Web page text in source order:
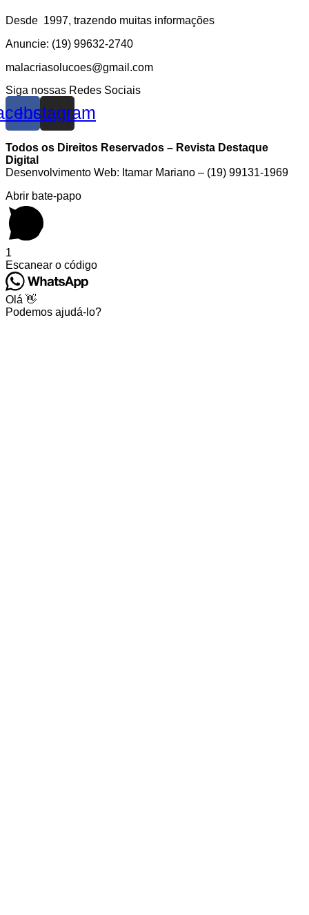
Desde 1997, trazendo muitas informações
Anuncie: (19) 99632-2740
malacriasolucoes@gmail.com
Siga nossas Redes Sociais
Instagram
Todos os Direitos Reservados – Revista Destaque
Digital
Desenvolvimento Web: Itamar Mariano – (19) 99131-1969
Abrir bate-papo
1
Escanear o código
Olá 👋
Podemos ajudá-lo?